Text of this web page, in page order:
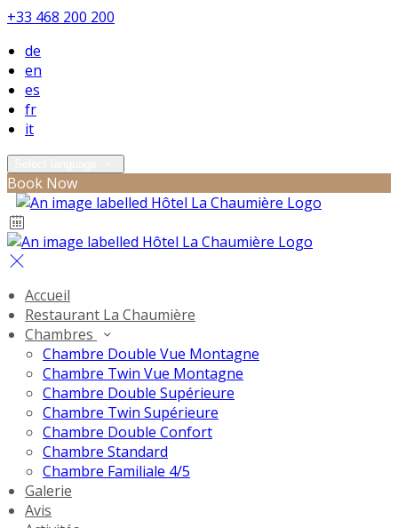
+33 468 200 200
de
en
es
fr
it
Book Now
Accueil
Restaurant La Chaumière
Chambres
Chambre Double Vue Montagne
Chambre Twin Vue Montagne
Chambre Double Supérieure
Chambre Twin Supérieure
Chambre Double Confort
Chambre Standard
Chambre Familiale 4/5
Galerie
Avis